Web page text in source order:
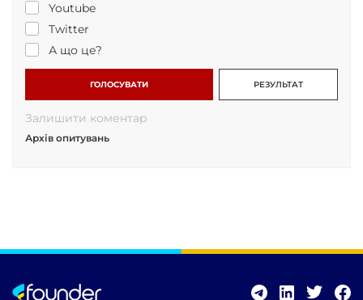
Youtube
Twitter
А що це?
ГОЛОСУВАТИ РЕЗУЛЬТАТ
Залишити коментар
Архів опитувань